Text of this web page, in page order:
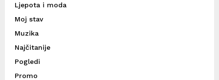
Ljepota i moda
Moj stav
Muzika
Najčitanije
Pogledi
Promo